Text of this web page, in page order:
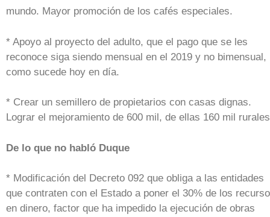
mundo. Mayor promoción de los cafés especiales.
* Apoyo al proyecto del adulto, que el pago que se les
reconoce siga siendo mensual en el 2019 y no bimensual,
como sucede hoy en día.
* Crear un semillero de propietarios con casas dignas.
Lograr el mejoramiento de 600 mil, de ellas 160 mil
De lo que no habló Duque
* Modificación del Decreto 092 que obliga a las entidades
que contraten con el Estado a poner el 30% de los
en dinero, factor que ha impedido la ejecución de obras